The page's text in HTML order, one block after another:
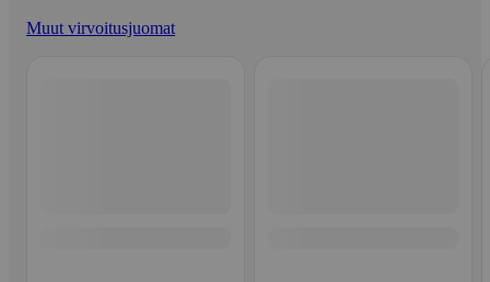
Muut virvoitusjuomat